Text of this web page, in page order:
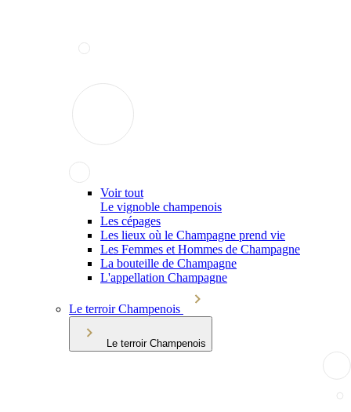
Voir tout
Le vignoble champenois
Les cépages
Les lieux où le Champagne prend vie
Les Femmes et Hommes de Champagne
La bouteille de Champagne
L'appellation Champagne
Le terroir Champenois
Le terroir Champenois